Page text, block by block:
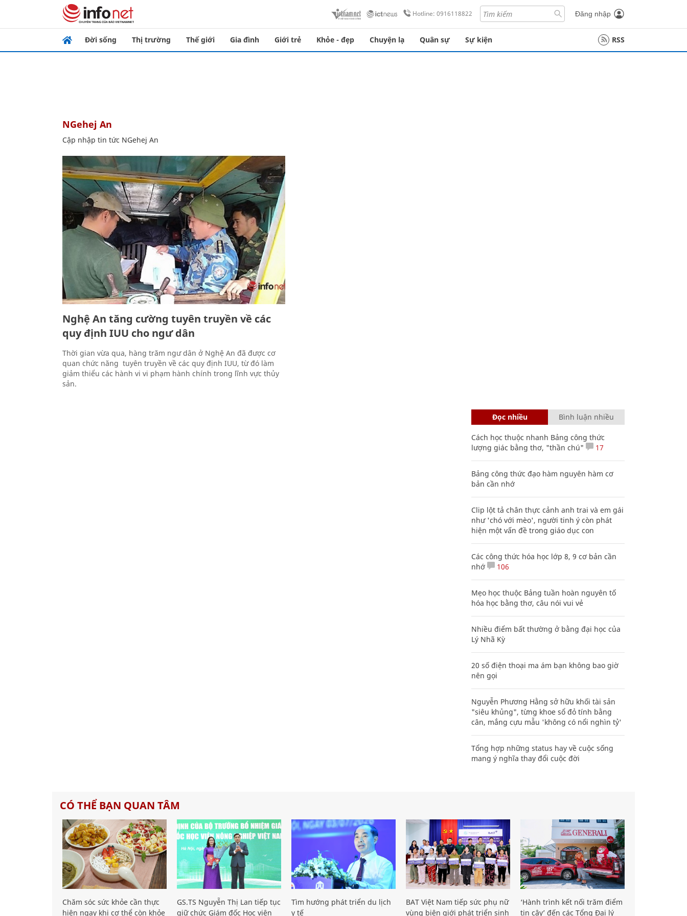
Hotline: 0916118822 Đăng nhập
Đời sống Thị trường Thế giới Gia đình Giới trẻ Khỏe - đẹp Chuyện lạ Quân sự Sự kiện RSS
NGehej An
Cập nhập tin tức NGehej An
Nghệ An tăng cường tuyên truyền về các
quy định IUU cho ngư dân
Thời gian vừa qua, hàng trăm ngư dân ở Nghệ An đã được cơ
quan chức năng tuyên truyền về các quy định IUU, từ đó làm
giảm thiểu các hành vi vi phạm hành chính trong lĩnh vực thủy
sản.
Đọc nhiều Bình luận nhiều
Cách học thuộc nhanh Bảng công thức
lượng giác bằng thơ, "thần chú"
17
Bảng công thức đạo hàm nguyên hàm cơ
bản cần nhớ
Clip lột tả chân thực cảnh anh trai và em gái
như 'chó với mèo', người tinh ý còn phát
hiện một vấn đề trong giáo dục con
Các công thức hóa học lớp 8, 9 cơ bản cần
nhớ
106
Mẹo học thuộc Bảng tuần hoàn nguyên tố
hóa học bằng thơ, câu nói vui vẻ
Nhiều điểm bất thường ở bằng đại học của
Lý Nhã Kỳ
20 số điện thoại ma ám bạn không bao giờ
nên gọi
Nguyễn Phương Hằng sở hữu khối tài sản
"siêu khủng", từng khoe sổ đỏ tính bằng
cân, mắng cựu mẫu 'không có nổi nghìn tỷ'
Tổng hợp những status hay về cuộc sống
mang ý nghĩa thay đổi cuộc đời
CÓ THỂ BẠN QUAN TÂM
Chăm sóc sức khỏe cần thực
hiện ngay khi cơ thể còn khỏe
GS.TS Nguyễn Thị Lan tiếp tục
giữ chức Giám đốc Học viện
Tìm hướng phát triển du lịch
y tế
BAT Việt Nam tiếp sức phụ nữ
vùng biên giới phát triển sinh
‘Hành trình kết nối trăm điểm
tin cậy’ đến các Tổng Đại lý